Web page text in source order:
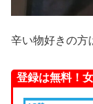
辛い物好きの方
登録は無料！